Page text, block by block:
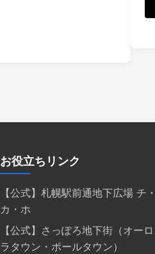
お役立ちリンク
【公式】札幌駅前通地下広場 チ・
カ・ホ
【公式】さっぽろ地下街（オーロ
ラタウン・ポールタウン）